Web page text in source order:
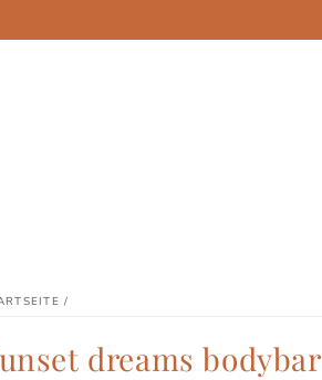
/
dreams bodybar